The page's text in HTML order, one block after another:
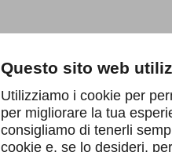
Questo sito web
Utilizziamo i cookie per
per migliorare la tua
consigliamo di tenerli
cookie e, se lo desideri,